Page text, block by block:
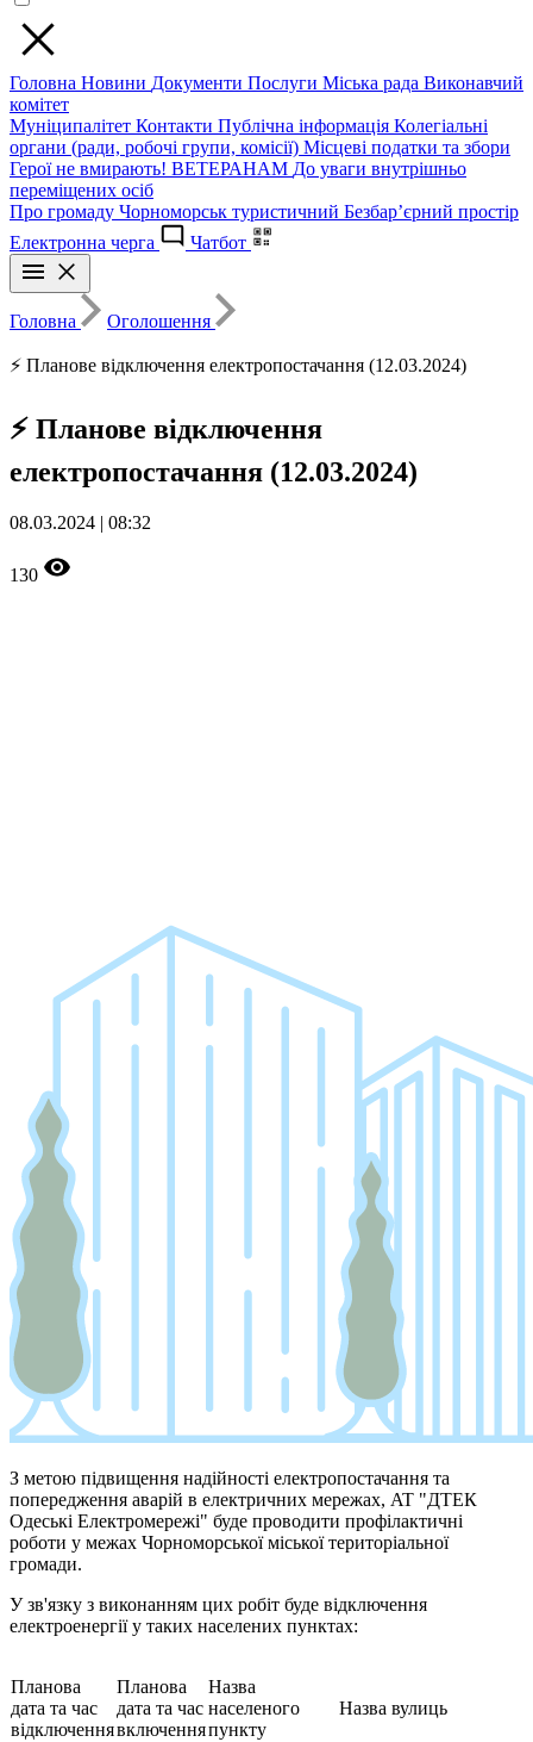
Головна Новини Документи Послуги Міська рада Виконавчий
комітет
Муніципалітет Контакти Публічна інформація Колегіальні
органи (ради, робочі групи, комісії) Місцеві податки та збори
Герої не вмирають! ВЕТЕРАНАМ До уваги внутрішньо
переміщених осіб
Про громаду Чорноморськ туристичний Безбар’єрний простір
Електронна черга
Чатбот
Головна Оголошення
⚡ Планове відключення електропостачання (12.03.2024)
⚡ Планове відключення
електропостачання (12.03.2024)
08.03.2024 | 08:32
130
З метою підвищення надійності електропостачання та
попередження аварій в електричних мережах, AT "ДТЕК
Одеські Електромережі" буде проводити профілактичні
роботи у межах Чорноморської міської територіальної
громади.
У зв'язку з виконанням цих робіт буде відключення
електроенергії у таких населених пунктах:
Планова
дата та час
відключення
Планова
дата та час
включення
Назва
населеного
пункту
Назва вулиць